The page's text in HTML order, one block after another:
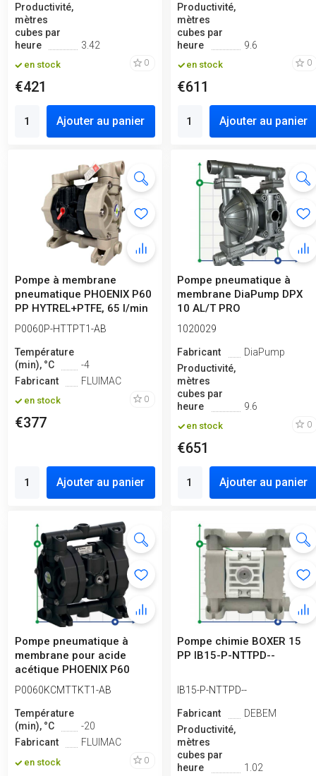
Productivité,
mètres
cubes par
heure
3.42
en stock 0
€421
Ajouter au panier
Productivité,
mètres
cubes par
heure
9.6
en stock 0
€611
Ajouter au panier
Pompe à membrane
pneumatique PHOENIX P60
PP HYTREL+PTFE, 65 l/min
pour acide ...
P0060P-HTTPT1-AB
Température
(min), °C
-4
Fabricant
FLUIMAC
en stock 0
€377
Ajouter au panier
Pompe pneumatique à
membrane DiaPump DPX
10 AL/T PRO
1020029
Fabricant
DiaPump
Productivité,
mètres
cubes par
heure
9.6
en stock 0
€651
Ajouter au panier
Pompe pneumatique à
membrane pour acide
acétique PHOENIX P60
PVDF SANTOPRENE+...
P0060KCMTTKT1-AB
Température
(min), °C
-20
Fabricant
FLUIMAC
en stock 0
Pompe chimie BOXER 15
PP IB15-P-NTTPD--
IB15-P-NTTPD--
Fabricant
DEBEM
Productivité,
mètres
cubes par
heure
1.02